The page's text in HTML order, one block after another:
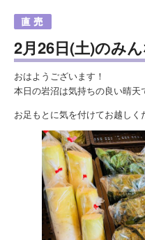
2月26日(土)のみ
おはようございます！
本日の岩沼は気持ちの良い晴天
お足もとに気を付けてお越しく